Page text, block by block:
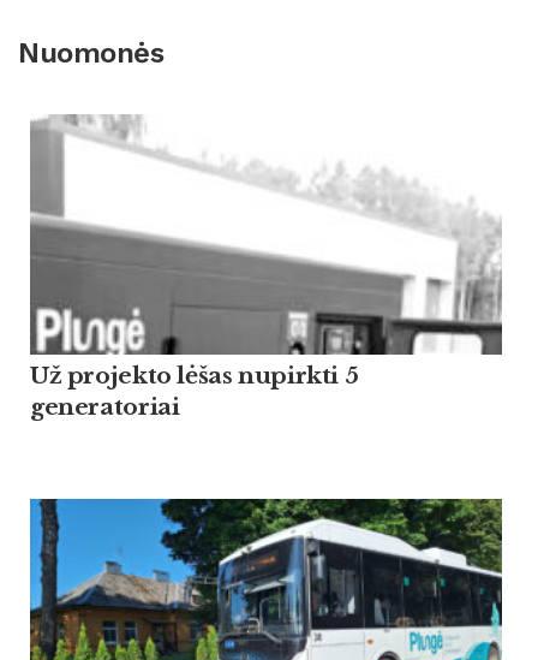
Nuomonės
Už projekto lėšas nupirkti 5
generatoriai